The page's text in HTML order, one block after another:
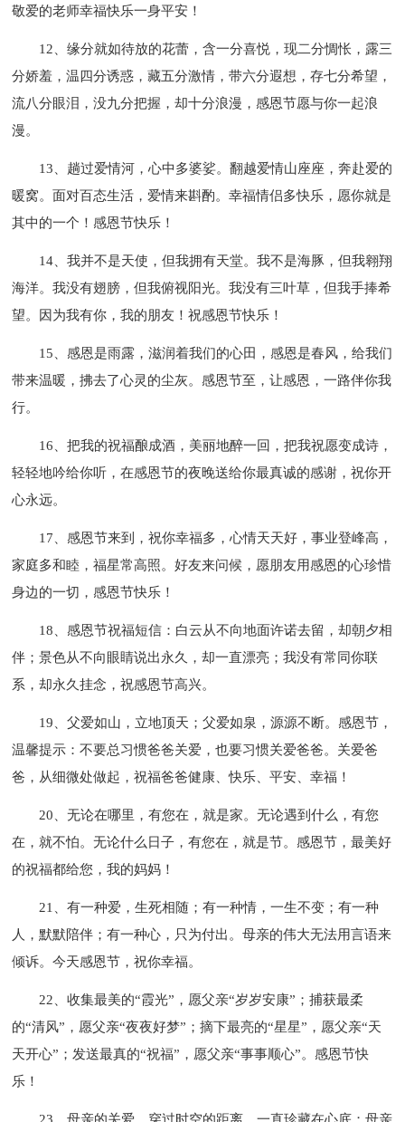
敬爱的老师幸福快乐一身平安！
12、缘分就如待放的花蕾，含一分喜悦，现二分惆怅，露三
分娇羞，温四分诱惑，藏五分激情，带六分遐想，存七分希望，
流八分眼泪，没九分把握，却十分浪漫，感恩节愿与你一起浪
漫。
13、趟过爱情河，心中多婆娑。翻越爱情山座座，奔赴爱的
暖窝。面对百态生活，爱情来斟酌。幸福情侣多快乐，愿你就是
其中的一个！感恩节快乐！
14、我并不是天使，但我拥有天堂。我不是海豚，但我翱翔
海洋。我没有翅膀，但我俯视阳光。我没有三叶草，但我手捧希
望。因为我有你，我的朋友！祝感恩节快乐！
15、感恩是雨露，滋润着我们的心田，感恩是春风，给我们
带来温暖，拂去了心灵的尘灰。感恩节至，让感恩，一路伴你我
行。
16、把我的祝福酿成酒，美丽地醉一回，把我祝愿变成诗，
轻轻地吟给你听，在感恩节的夜晚送给你最真诚的感谢，祝你开
心永远。
17、感恩节来到，祝你幸福多，心情天天好，事业登峰高，
家庭多和睦，福星常高照。好友来问候，愿朋友用感恩的心珍惜
身边的一切，感恩节快乐！
18、感恩节祝福短信：白云从不向地面许诺去留，却朝夕相
伴；景色从不向眼睛说出永久，却一直漂亮；我没有常同你联
系，却永久挂念，祝感恩节高兴。
19、父爱如山，立地顶天；父爱如泉，源源不断。感恩节，
温馨提示：不要总习惯爸爸关爱，也要习惯关爱爸爸。关爱爸
爸，从细微处做起，祝福爸爸健康、快乐、平安、幸福！
20、无论在哪里，有您在，就是家。无论遇到什么，有您
在，就不怕。无论什么日子，有您在，就是节。感恩节，最美好
的祝福都给您，我的妈妈！
21、有一种爱，生死相随；有一种情，一生不变；有一种
人，默默陪伴；有一种心，只为付出。母亲的伟大无法用言语来
倾诉。今天感恩节，祝你幸福。
22、收集最美的“霞光”，愿父亲“岁岁安康”；捕获最柔
的“清风”，愿父亲“夜夜好梦”；摘下最亮的“星星”，愿父亲“天
天开心”；发送最真的“祝福”，愿父亲“事事顺心”。感恩节快
乐！